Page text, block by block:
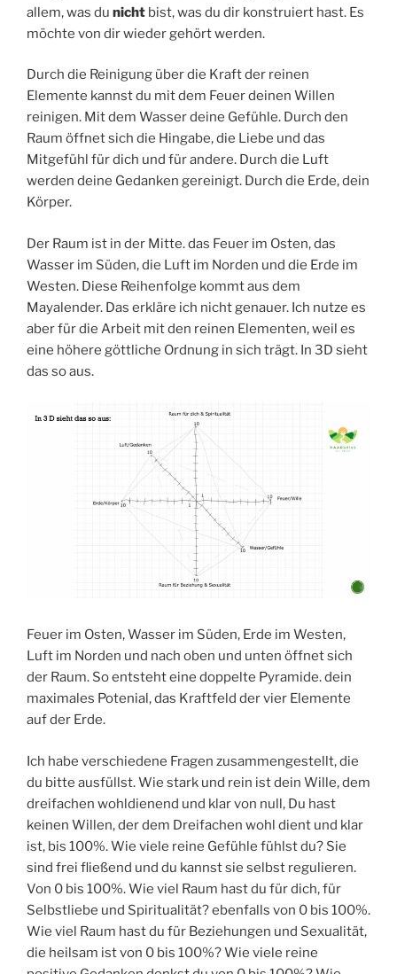
allem, was du nicht bist, was du dir konstruiert hast. Es
möchte von dir wieder gehört werden.
Durch die Reinigung über die Kraft der reinen
Elemente kannst du mit dem Feuer deinen Willen
reinigen. Mit dem Wasser deine Gefühle. Durch den
Raum öffnet sich die Hingabe, die Liebe und das
Mitgefühl für dich und für andere. Durch die Luft
werden deine Gedanken gereinigt. Durch die Erde, dein
Körper.
Der Raum ist in der Mitte. das Feuer im Osten, das
Wasser im Süden, die Luft im Norden und die Erde im
Westen. Diese Reihenfolge kommt aus dem
Mayalender. Das erkläre ich nicht genauer. Ich nutze es
aber für die Arbeit mit den reinen Elementen, weil es
eine höhere göttliche Ordnung in sich trägt. In 3D sieht
das so aus.
Feuer im Osten, Wasser im Süden, Erde im Westen,
Luft im Norden und nach oben und unten öffnet sich
der Raum. So entsteht eine doppelte Pyramide. dein
maximales Potenial, das Kraftfeld der vier Elemente
auf der Erde.
Ich habe verschiedene Fragen zusammengestellt, die
du bitte ausfüllst. Wie stark und rein ist dein Wille, dem
dreifachen wohldienend und klar von null, Du hast
keinen Willen, der dem Dreifachen wohl dient und klar
ist, bis 100%. Wie viele reine Gefühle fühlst du? Sie
sind frei fließend und du kannst sie selbst regulieren.
Von 0 bis 100%. Wie viel Raum hast du für dich, für
Selbstliebe und Spiritualität? ebenfalls von 0 bis 100%.
Wie viel Raum hast du für Beziehungen und Sexualität,
die heilsam ist von 0 bis 100%? Wie viele reine